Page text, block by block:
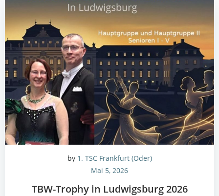
by 1. TSC Frankfurt (Oder)
Mai 5, 2026
TBW-Tro­phy in Lud­wigs­burg 2026